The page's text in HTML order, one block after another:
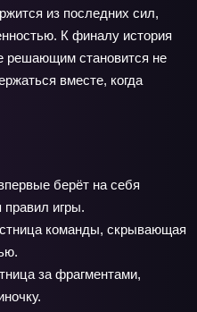
из последних сил,
К финалу история
решающим становится не
вместе, когда
берёт на себя
правил игры.
команды, скрывающая
за фрагментами,